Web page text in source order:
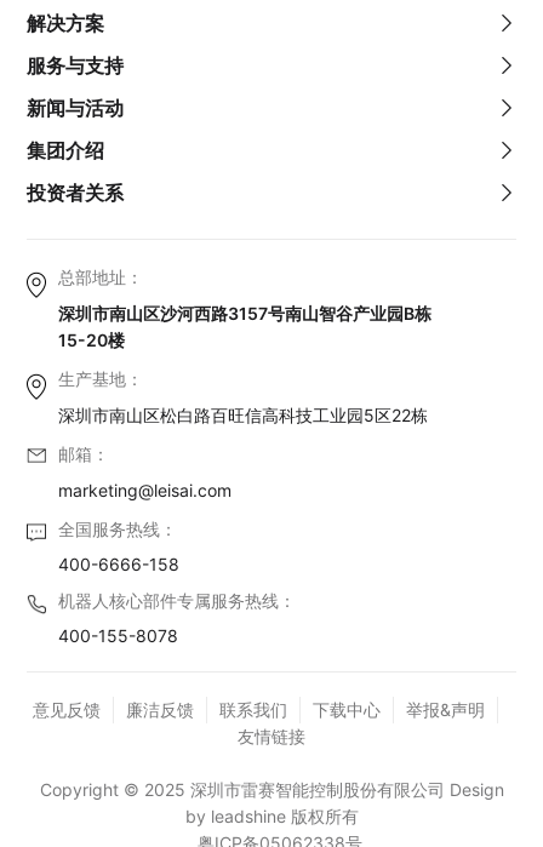
总部地址：
深圳市南山区沙河西路3157号南山智谷产业园B栋
15-20楼
生产基地：
深圳市南山区松白路百旺信高科技工业园5区22栋
邮箱：
marketing@leisai.com
全国服务热线：
400-6666-158
机器人核心部件专属服务热线：
400-155-8078
解决方案
服务与支持
新闻与活动
集团介绍
投资者关系
意见反馈 廉洁反馈 联系我们 下载中心
举报&声明
友情链接
Copyright © 2025 深圳市雷赛智能控制股份有限公司 Design
by leadshine 版权所有
粤ICP备05062338号